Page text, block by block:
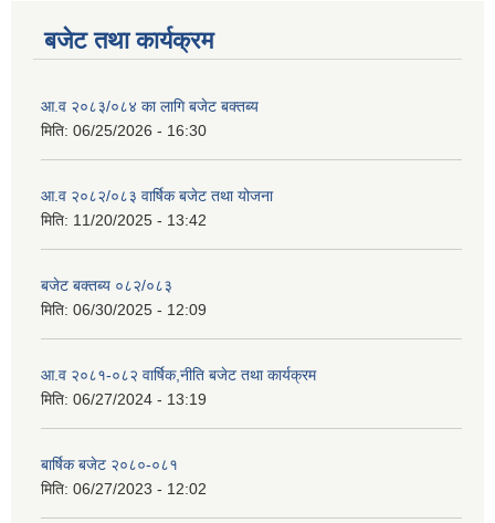
बजेट तथा कार्यक्रम
आ.व २०८३/०८४ का लागि बजेट बक्तब्य
मिति: 06/25/2026 - 16:30
आ.व २०८२/०८३ वार्षिक बजेट तथा योजना
मिति: 11/20/2025 - 13:42
बजेट बक्तब्य ०८२/०८३
मिति: 06/30/2025 - 12:09
आ.व २०८१-०८२ वार्षिक,नीति बजेट तथा कार्यक्रम
मिति: 06/27/2024 - 13:19
बार्षिक बजेट २०८०-०८१
मिति: 06/27/2023 - 12:02